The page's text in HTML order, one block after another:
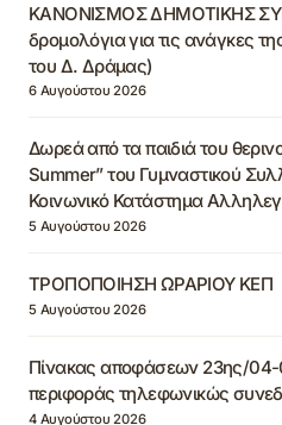
ΚΑΝΟΝΙΣΜΟΣ ΔΗΜΟΤΙΚΗΣ
δρομολόγια για τις ανάγκες
του Δ. Δράμας)
6 Αυγούστου 2026
Δωρεά από τα παιδιά του
Summer” του Γυμναστικού
Κοινωνικό Κατάστημα
5 Αυγούστου 2026
ΤΡΟΠΟΠΟΙΗΣΗ ΩΡΑΡΙΟΥ ΚΕΠ
5 Αυγούστου 2026
Πίνακας αποφάσεων 23ης/04-
περιφοράς τηλεφωνικώς
4 Αυγούστου 2026